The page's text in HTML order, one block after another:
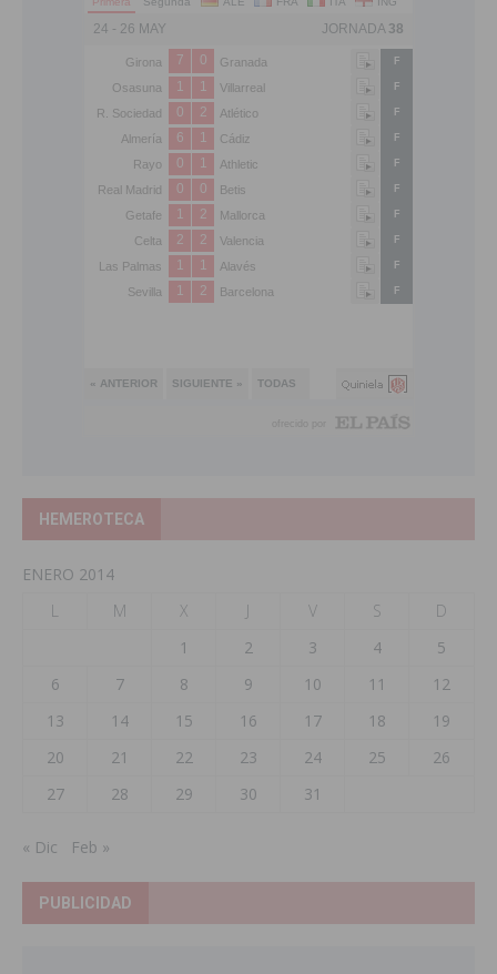
HEMEROTECA
ENERO 2014
L
M X J V S
D
1
2 3 4
5
6
7 8 9 10 11
12
13
14 15 16 17 18
19
20
21 22 23 24 25
26
27
28 29 30 31
« Dic Feb »
PUBLICIDAD